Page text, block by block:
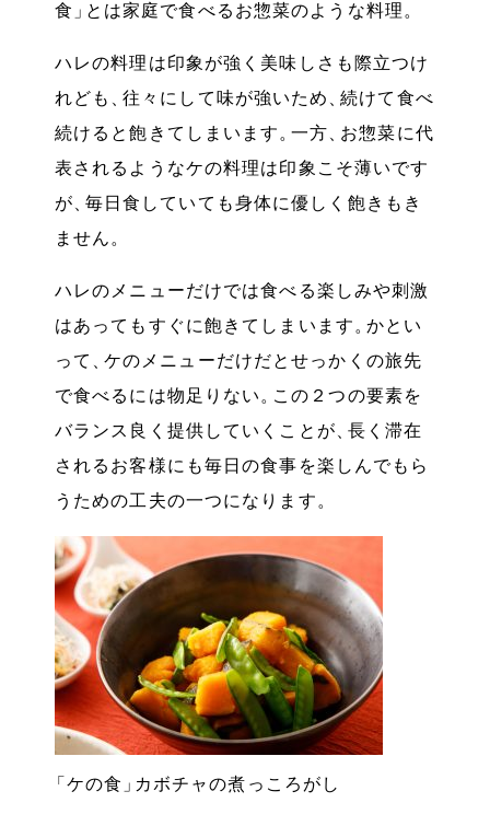
食 」とは家庭で食べるお惣菜のような料理 。
ハレの料理は印象が強く美味しさも際立つけ
れども
、
往々にして味が強いため 、
続けて食べ
続けると飽きてしまいます 。一方 、お惣菜に代
表されるようなケの料理は印象こそ薄いです
が 、毎日食していても身体に優しく飽きもき
ません 。
ハレのメニューだけでは食べる楽しみや刺激
はあってもすぐに飽きてしまいます 。かとい
って
、
ケのメニューだけだとせっかくの旅先
で食べるには物足りない 。この２つの要素を
バランス良く提供していくことが 、長く滞在
されるお客様にも毎日の食事を楽しんでもら
うための工夫の一つになります 。
「 ケの食 」カボチャの煮っころがし